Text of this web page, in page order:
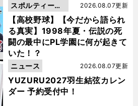
【高校野球】【今だから語られ
る真実】1998年夏・伝説の死
闘の最中にPL学園に何が起きて
いた！？
2026.08.07更新
スポルティーバ
動画
YUZURU2027羽生結弦カレン
ダー 予約受付中！
2026.08.07更新
ニュース